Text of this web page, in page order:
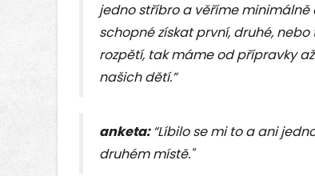
jedno stříbro a věříme minimálně
schopné získat první, druhé,
rozpětí, tak máme od přípravky
našich dětí.”
anketa:“Líbilo se mi to a ani
druhém místě."